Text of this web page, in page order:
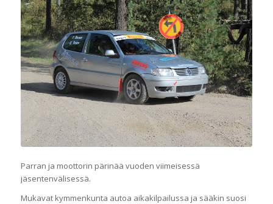
Parran ja moottorin pärinää vuoden viimeisessä
jäsentenvälisessä.
Mukavat kymmenkunta autoa aikakilpailussa ja sääkin suosi